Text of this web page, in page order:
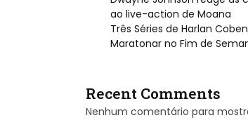
ao live-action de Moana
Três Séries de Harlan
Maratonar no Fim de
Recent Comments
Nenhum comentário para